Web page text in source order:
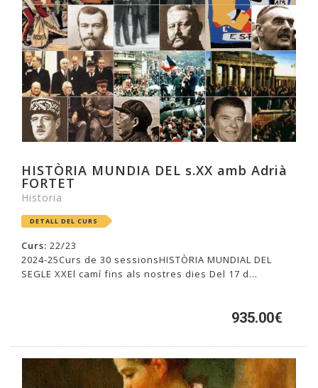
HISTÒRIA MUNDIA DEL s.XX amb Adrià
FORTET
Historia
DETALL DEL CURS
Curs: 22/23
2024-25Curs de 30 sessionsHISTÒRIA MUNDIAL DEL
SEGLE XXEl camí fins als nostres dies Del 17 d...
935.00€